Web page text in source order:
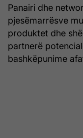
Panairi dhe
pjesëmarrësve
produktet dhe
partnerë
bashkëpunime